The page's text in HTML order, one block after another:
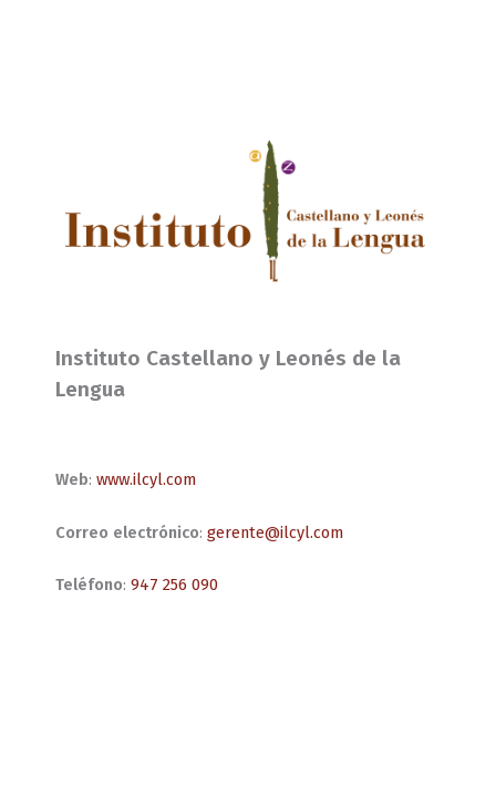
Instituto Castellano y Leonés de la
Lengua
Web: www.ilcyl.com
Correo electrónico: gerente@ilcyl.com
Teléfono: 947 256 090